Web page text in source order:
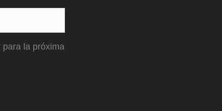
para la próxima